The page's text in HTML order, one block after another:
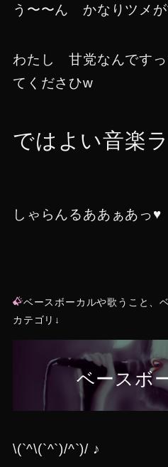
う〜〜ん かなりツメ
わたし 甘党なんです
てくださひw
ではよい音楽
しゃらんるああぁあっ♥
ベースボーカルや歌うこと、
カテゴリ↓
ベースボ
\(`^\(`^`)/^`)/ ♪